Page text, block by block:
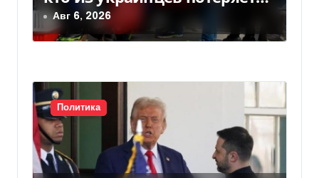
а
п
и
с
я
м
право на временную защиту
в ЕС
Авг 6, 2026
Политика